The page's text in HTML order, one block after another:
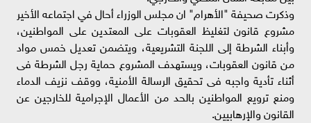
وذكرت صحيفة "الأهرام" ان مجلس الوزراء أحال في اجتماعه الأخير
مشروع قانون لتغليظ العقوبات على المعتدين على المواطنين،
وأبناء الشرطة إلى اللجنة التشريعية، ويتضمن تعديل خمس مواد
من قانون العقوبات، ويستهدف المشروع حماية رجل الشرطة فى
أثناء تأدية واجبه فى تحقيق الرسالة الأمنية، ووقف نزيف الدماء
ومنع ترويع المواطنين بالحد من الأعمال الإجرامية للخارجين عن
القانون والإرهابيين.